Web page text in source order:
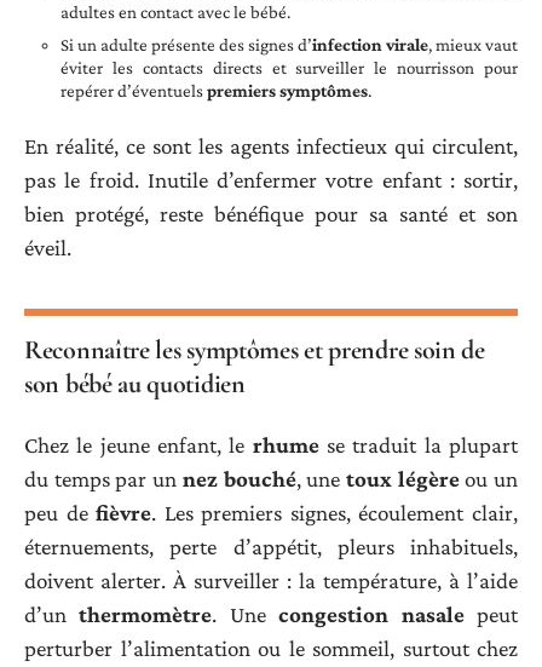
adultes en contact avec le bébé.
Si un adulte présente des signes d’infection virale, mieux vaut
éviter les contacts directs et surveiller le nourrisson pour
repérer d’éventuelspremiers symptômes.
En réalité, ce sont les agents infectieux qui circulent,
pas le froid. Inutile d’enfermer votre enfant : sortir,
bien protégé, reste bénéfique pour sa santé et son
éveil.
Reconnaître les symptômes et prendre soin de
son bébé au quotidien
Chez le jeune enfant, le rhumese traduit la plupart
du temps par un nez bouché, une toux légèreou un
peu defièvre. Les premiers signes, écoulement clair,
éternuements, perte d’appétit, pleurs inhabituels,
doivent alerter. À surveiller : la température, à l’aide
d’unthermomètre. Unecongestion nasalepeut
perturber l’alimentation ou le sommeil, surtout chez